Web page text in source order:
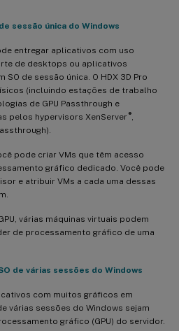
sessão única do Windows
entregar aplicativos com uso
de desktops ou aplicativos
de sessão única. O HDX 3D Pro
(incluindo estações de trabalho
de GPU Passthrough e
pelos hypervisors XenServer ®,
pode criar VMs que têm acesso
gráfico dedicado. Você pode
e atribuir VMs a cada uma dessas
várias máquinas virtuais podem
de processamento gráfico de uma
de várias sessões do Windows
com muitos gráficos em
várias sessões do Windows sejam
gráfico (GPU) do servidor.